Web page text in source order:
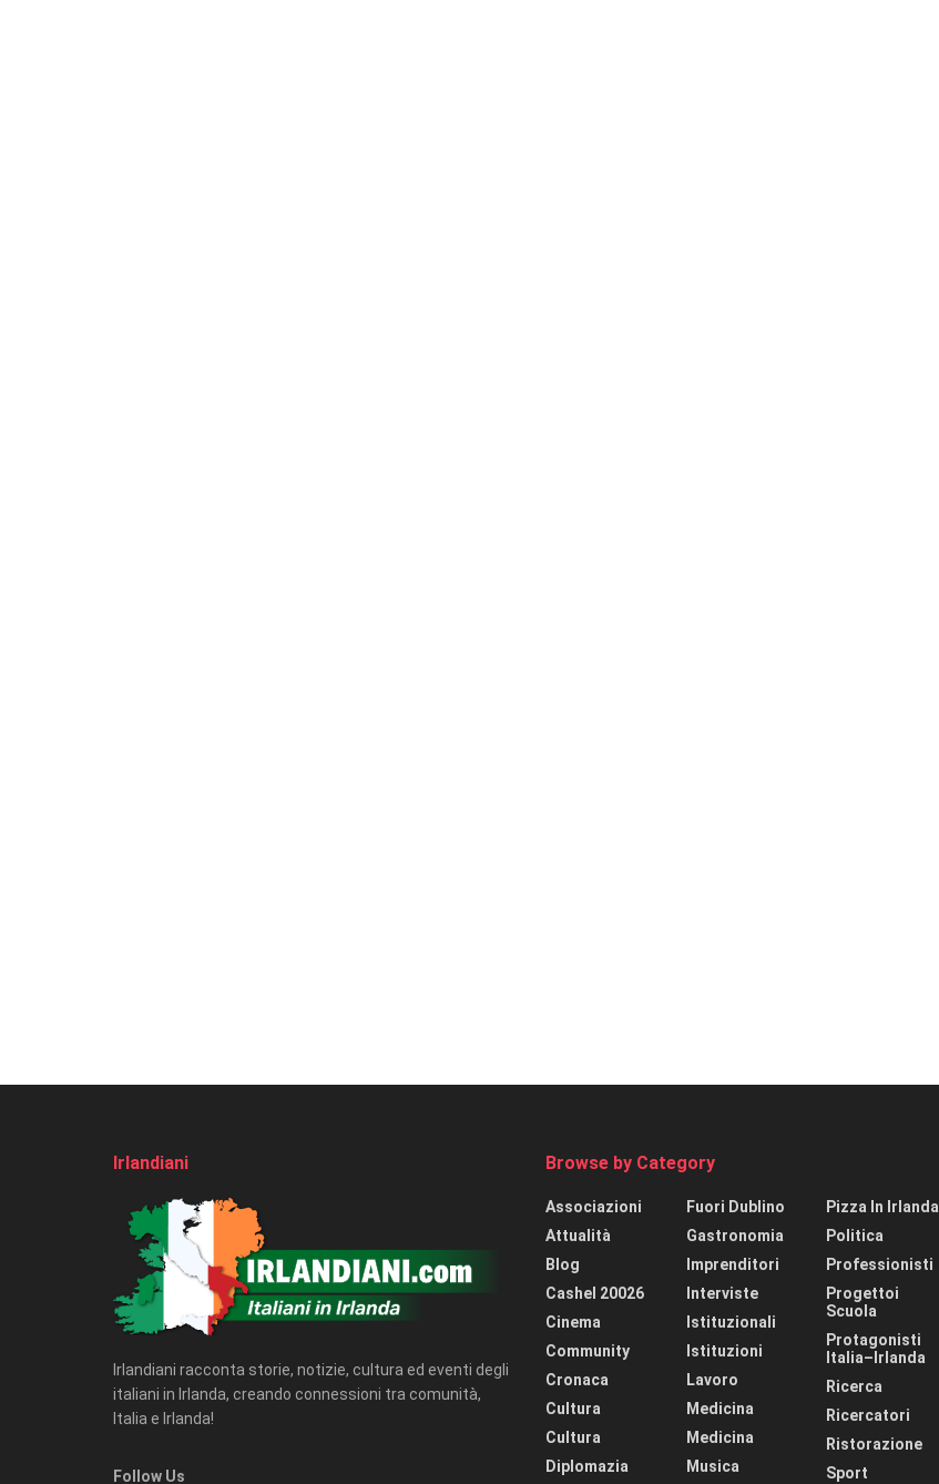
Irlandiani
Irlandiani racconta storie, notizie, cultura ed eventi degli
italiani in Irlanda, creando connessioni tra comunità,
Italia e Irlanda!
Follow Us
Browse by Category
Associazioni
Attualità
Blog
Cashel 20026
Cinema
Community
Cronaca
Cultura
Cultura
Diplomazia
Fuori Dublino
Gastronomia
Imprenditori
Interviste
Istituzionali
Istituzioni
Lavoro
Medicina
Medicina
Musica
Pizza In Irlanda
Politica
Professionisti
Progettoi
Scuola
Protagonisti
Italia–Irlanda
Ricerca
Ricercatori
Ristorazione
Sport